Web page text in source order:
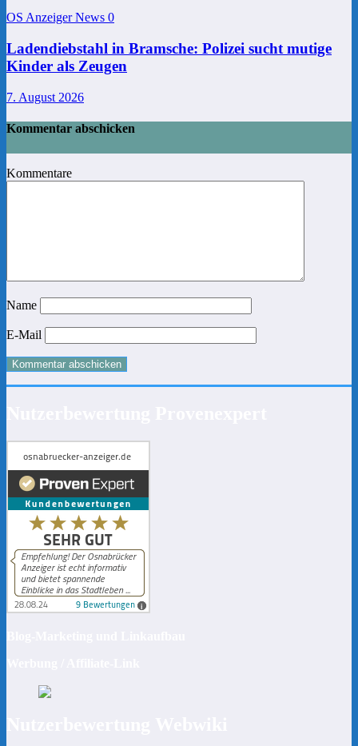
OS Anzeiger News 0
Ladendiebstahl in Bramsche: Polizei sucht mutige
Kinder als Zeugen
7. August 2026
Kommentar abschicken
Kommentare
Name
E-Mail